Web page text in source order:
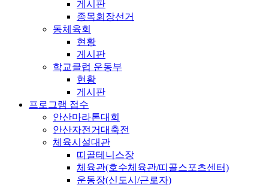
게시판
종목회장선거
동체육회
현황
게시판
학교클럽 운동부
현황
게시판
프로그램 접수
안산마라톤대회
안산자전거대축전
체육시설대관
띠골테니스장
체육관(호수체육관/띠골스포츠센터)
운동장(신도시/근로자)